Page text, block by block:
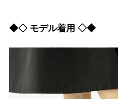
◆◇ モデル着用 ◇◆